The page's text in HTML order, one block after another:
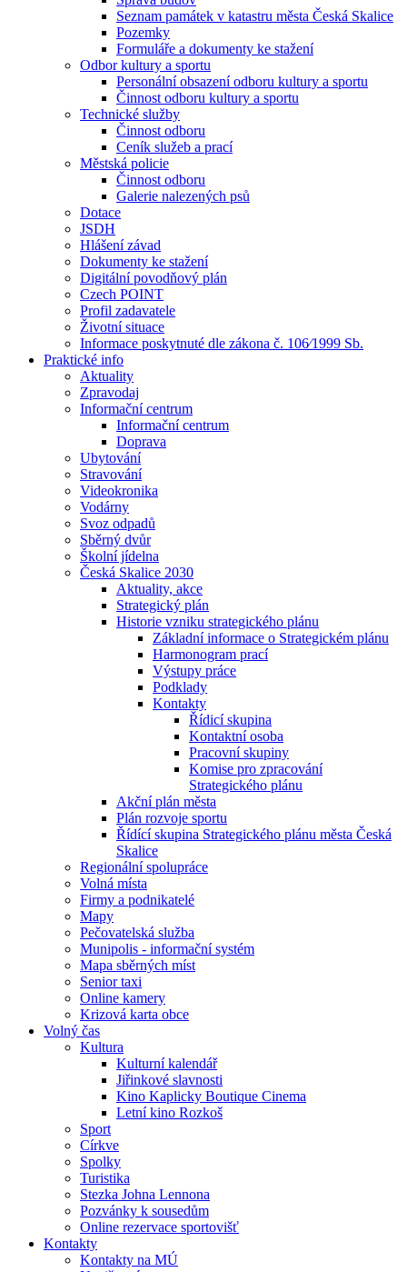
Seznam památek v katastru města Česká Skalice
Pozemky
Formuláře a dokumenty ke stažení
Odbor kultury a sportu
Personální obsazení odboru kultury a sportu
Činnost odboru kultury a sportu
Technické služby
Činnost odboru
Ceník služeb a prací
Městská policie
Činnost odboru
Galerie nalezených psů
Dotace
JSDH
Hlášení závad
Dokumenty ke stažení
Digitální povodňový plán
Czech POINT
Profil zadavatele
Životní situace
Informace poskytnuté dle zákona č. 106⁄1999 Sb.
Praktické info
Aktuality
Zpravodaj
Informační centrum
Informační centrum
Doprava
Ubytování
Stravování
Videokronika
Vodárny
Svoz odpadů
Sběrný dvůr
Školní jídelna
Česká Skalice 2030
Aktuality, akce
Strategický plán
Historie vzniku strategického plánu
Základní informace o Strategickém plánu
Harmonogram prací
Výstupy práce
Podklady
Kontakty
Řídicí skupina
Kontaktní osoba
Pracovní skupiny
Komise pro zpracování
Strategického plánu
Akční plán města
Plán rozvoje sportu
Řídící skupina Strategického plánu města Česká
Skalice
Regionální spolupráce
Volná místa
Firmy a podnikatelé
Mapy
Pečovatelská služba
Munipolis - informační systém
Mapa sběrných míst
Senior taxi
Online kamery
Krizová karta obce
Volný čas
Kultura
Kulturní kalendář
Jiřinkové slavnosti
Kino Kaplicky Boutique Cinema
Letní kino Rozkoš
Sport
Církve
Spolky
Turistika
Stezka Johna Lennona
Pozvánky k sousedům
Online rezervace sportovišť
Kontakty
Kontakty na MÚ